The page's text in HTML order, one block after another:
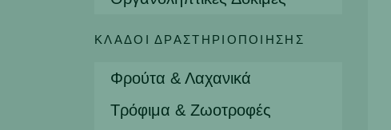
ΚΛΆΔΟΙ ΔΡΑΣΤΗΡΙΟΠΟΊΗΣΗΣ
Φρούτα & Λαχανικά
Τρόφιμα & Ζωοτροφές